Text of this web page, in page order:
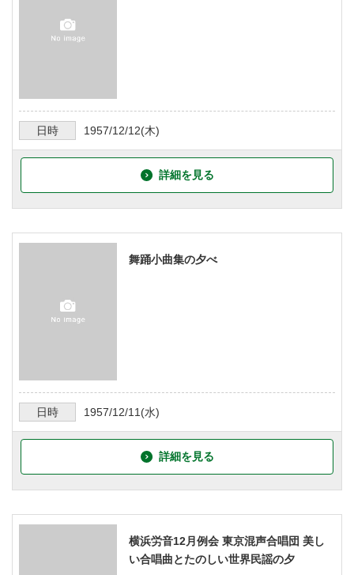
日時 1957/12/12(木)
詳細を見る
舞踊小曲集の夕べ
日時 1957/12/11 (水)
詳細を見る
横浜労音12月例会 東京混声合唱団 美し
い合唱曲とたのしい世界民謡の夕